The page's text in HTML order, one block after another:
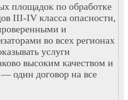
площадок по обработке
III-IV класса опасности,
и
во всех регионах
услуги
высоким качеством и
один договор на все